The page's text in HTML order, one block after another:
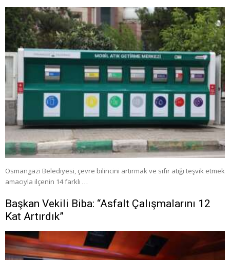
Osmangazi Belediyesi, çevre bilincini artırmak ve sıfır atığı teşvik etmek
amacıyla ilçenin 14 farklı …
Başkan Vekili Biba: “Asfalt Çalışmalarını 12
Kat Artırdık”